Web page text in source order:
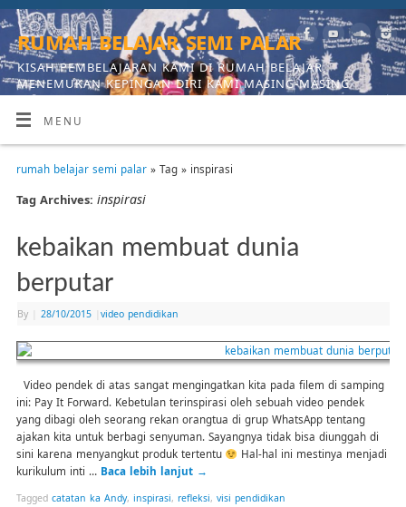
rumah belajar semi palar
KISAH PEMBELAJARAN KAMI DI RUMAH BELAJAR,
MENEMUKAN KEPINGAN DIRI KAMI MASING-MASING
MENU
rumah belajar semi palar» Tag » inspirasi
Tag Archives: inspirasi
kebaikan membuat dunia
berputar
By 28/10/2015 video pendidikan
Video pendek di atas sangat mengingatkan kita pada filem di samping
ini: Pay It Forward. Kebetulan terinspirasi oleh sebuah video pendek
yang dibagi oleh seorang rekan orangtua di grup WhatsApp tentang
ajakan kita untuk berbagi senyuman. Sayangnya tidak bisa diunggah di
sini karena menyangkut produk tertentu
Hal-hal ini mestinya menjadi
kurikulum inti … Baca lebih lanjut →
Tagged catatan ka Andy, inspirasi, refleksi, visi pendidikan